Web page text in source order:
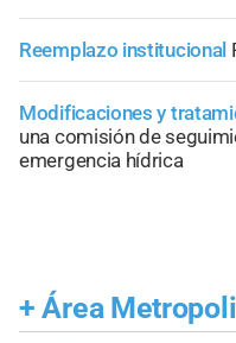
Reemplazo institucional
Modificaciones y
una comisión de
emergencia hídrica
+ Área